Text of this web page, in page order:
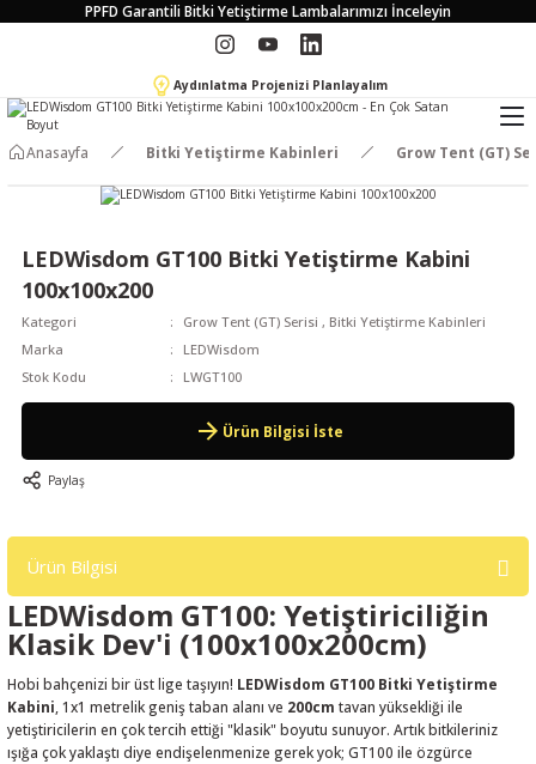
PPFD Garantili Bitki Yetiştirme Lambalarımızı İnceleyin
Aydınlatma Projenizi Planlayalım
Anasayfa Bitki Yetiştirme Kabinleri Grow Tent (GT)
LEDWisdom GT100 Bitki Yetiştirme Kabini
100x100x200
Kategori Grow Tent (GT) Serisi , Bitki Yetiştirme Kabinleri
Marka
LEDWisdom
Stok Kodu
LWGT100
Ürün Bilgisi İste
Paylaş
Ürün Bilgisi
LEDWisdom GT100: Yetiştiriciliğin
Klasik Dev'i (100x100x200cm)
Hobi bahçenizi bir üst lige taşıyın! LEDWisdom GT100 Bitki Yetiştirme
Kabini , 1x1 metrelik geniş taban alanı ve 200cm tavan yüksekliği ile
yetiştiricilerin en çok tercih ettiği "klasik" boyutu sunuyor. Artık bitkileriniz
ışığa çok yaklaştı diye endişelenmenize gerek yok; GT100 ile özgürce